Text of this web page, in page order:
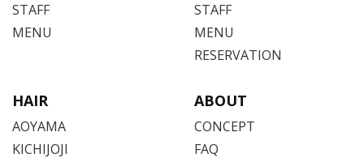
STAFF
MENU
STAFF
MENU
RESERVATION
HAIR
AOYAMA
KICHIJOJI
ABOUT
CONCEPT
FAQ